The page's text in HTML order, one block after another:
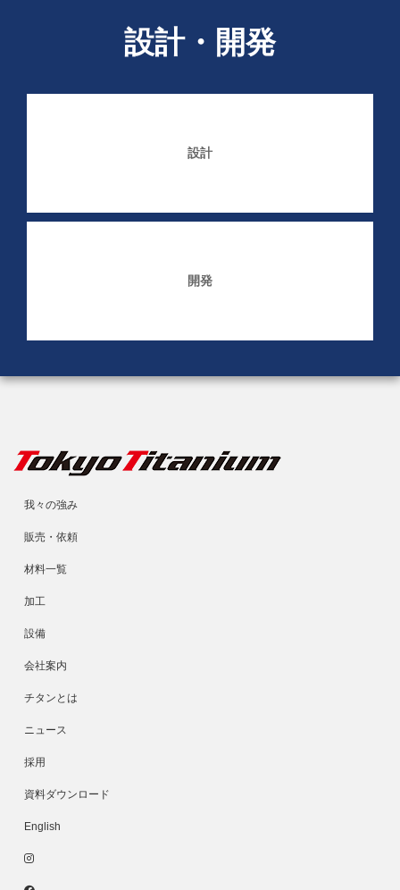
設計・開発
設計
開発
我々の強み
販売・依頼
材料一覧
加工
設備
会社案内
チタンとは
ニュース
採用
資料ダウンロード
English